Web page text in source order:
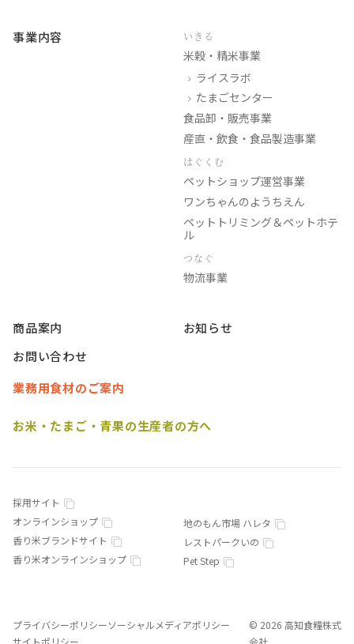
事業内容 いきる
米穀・精米事業
ライスラボ
たまごセンター
食品卸・販売事業
産直・飲食・食品製造事業
はぐくむ
ペットショップ運営事業
ワンちゃんのようちえん
ペットトリミング＆ペットホテ
ル
つなぐ
物流事業
商品案内
お知らせ
お問い合わせ
業務用食材のご案内
お米・たまご・青果の生産者の方へ
採用サイト
オンラインショップ
香り米ブランドサイト
香り米オンラインショップ
地のもん市場 ハレタ
レストパークいの
Pet Step
プライバシーポリシーソーシャルメディアポリシー
サイトポリシー
© 2026 高知食糧株式
会社